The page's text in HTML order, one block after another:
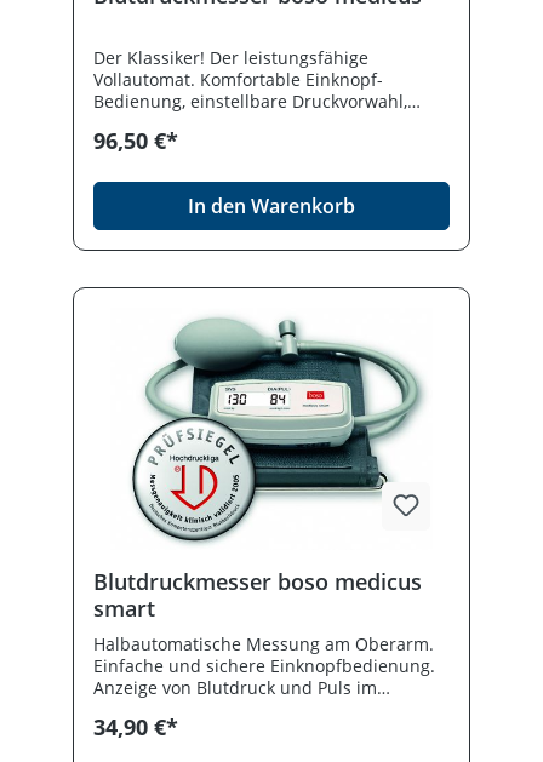
Der Klassiker! Der leistungsfähige
Vollautomat. Komfortable Einknopf-
Bedienung, einstellbare Druckvorwahl,
Großes Display mit 3-Werte-Anzeige.
Etui, mit Batterien. Netzgerät optional. Mit
Zugbügel-Klettenmanschette (22 - 32 cm).
XL-Manschette als Zubehör erhältlich.
96,50 €*
In den Warenkorb
Blutdruckmesser boso medicus
smart
Halbautomatische Messung am Oberarm.
Einfache und sichere Einknopfbedienung.
Anzeige von Blutdruck und Puls im
Störungen. Batteriebetrieben,
34,90 €*